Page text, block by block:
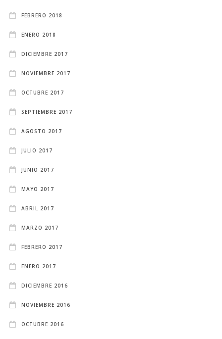
FEBRERO 2018
ENERO 2018
DICIEMBRE 2017
NOVIEMBRE 2017
OCTUBRE 2017
SEPTIEMBRE 2017
AGOSTO 2017
JULIO 2017
JUNIO 2017
MAYO 2017
ABRIL 2017
MARZO 2017
FEBRERO 2017
ENERO 2017
DICIEMBRE 2016
NOVIEMBRE 2016
OCTUBRE 2016